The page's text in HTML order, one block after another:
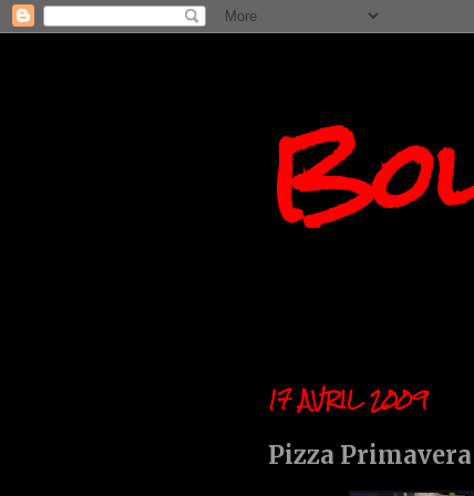
17 AVRIL 2009
Pizza Primavera